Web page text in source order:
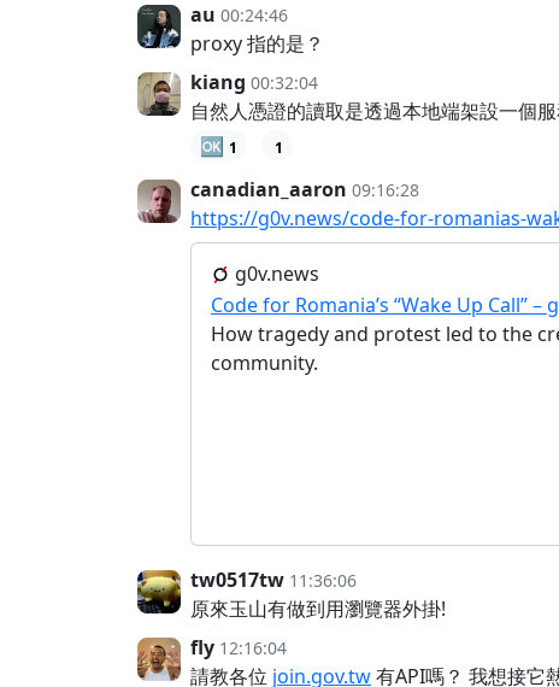
au 00:24:46
proxy 指的是？
kiang 00:32:04
自然人憑證的讀取是透過本地端架設一個
🆗 1 1
canadian_aaron 09:16:28
https://g0v.news/code-for-romanias-
g0v.news
Code for Romania’s “Wake Up Call” –
How tragedy and protest led to the
community.
tw0517tw 11:36:06
原來玉山有做到用瀏覽器外掛!
fly 12:16:04
請教各位 join.gov.tw有API嗎？ 我想接它